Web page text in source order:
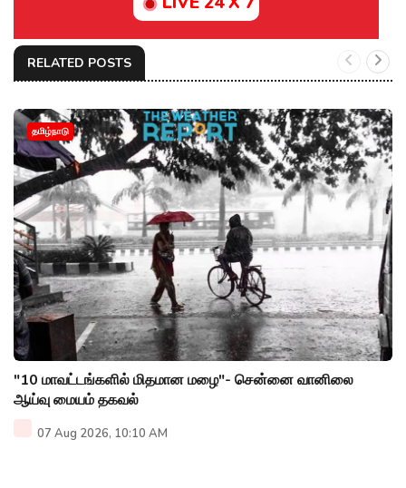
RELATED POSTS
தமிழ்நாடு
"10 மாவட்டங்களில் மிதமான மழை"- சென்னை வானிலை
ஆய்வு மையம் தகவல்
07 Aug 2026, 10:10 AM